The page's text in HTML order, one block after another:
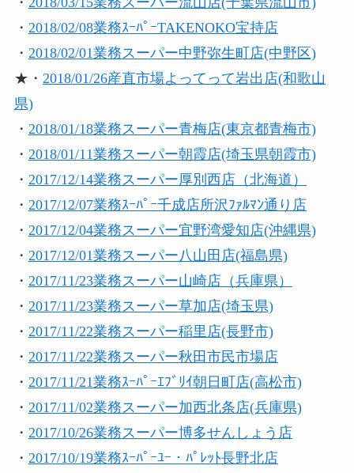
・ 2018/02/08業務ｽｰﾊﾟｰTAKENOKO宝持店
・ 2018/02/01業務スーパー中野弥生町店(中野区)
★・ 2018/01/26産直市場よってって岩出店(和歌山
県)
・ 2018/01/18業務スーパー青梅店(東京都青梅市)
・ 2018/01/11業務スーパー朝霞店(埼玉県朝霞市)
・ 2017/12/14業務スーパー厚別西店（北海道）
・ 2017/12/07業務ｽｰﾊﾟｰ千成店所沢ﾌｧﾙﾏﾝ通り店
・ 2017/12/04業務スーパー宜野湾愛知店(沖縄県)
・ 2017/12/01業務スーパー八山田店(福島県)
・ 2017/11/23業務スーパー山崎店（兵庫県）
・ 2017/11/23業務スーパー草加店(埼玉県)
・ 2017/11/22業務スーパー稲里店(長野市)
・ 2017/11/22業務スーパー秋田市民市場店
・ 2017/11/21業務ｽｰﾊﾟｰｴﾌﾞﾘｲ朝日町店(高松市)
・ 2017/11/02業務スーパー加西北条店(兵庫県)
・ 2017/10/26業務スーパー博多せんしょう店
・ 2017/10/19業務ｽｰﾊﾟｰﾕｰ・ﾊﾟﾚｯﾄ長野北店